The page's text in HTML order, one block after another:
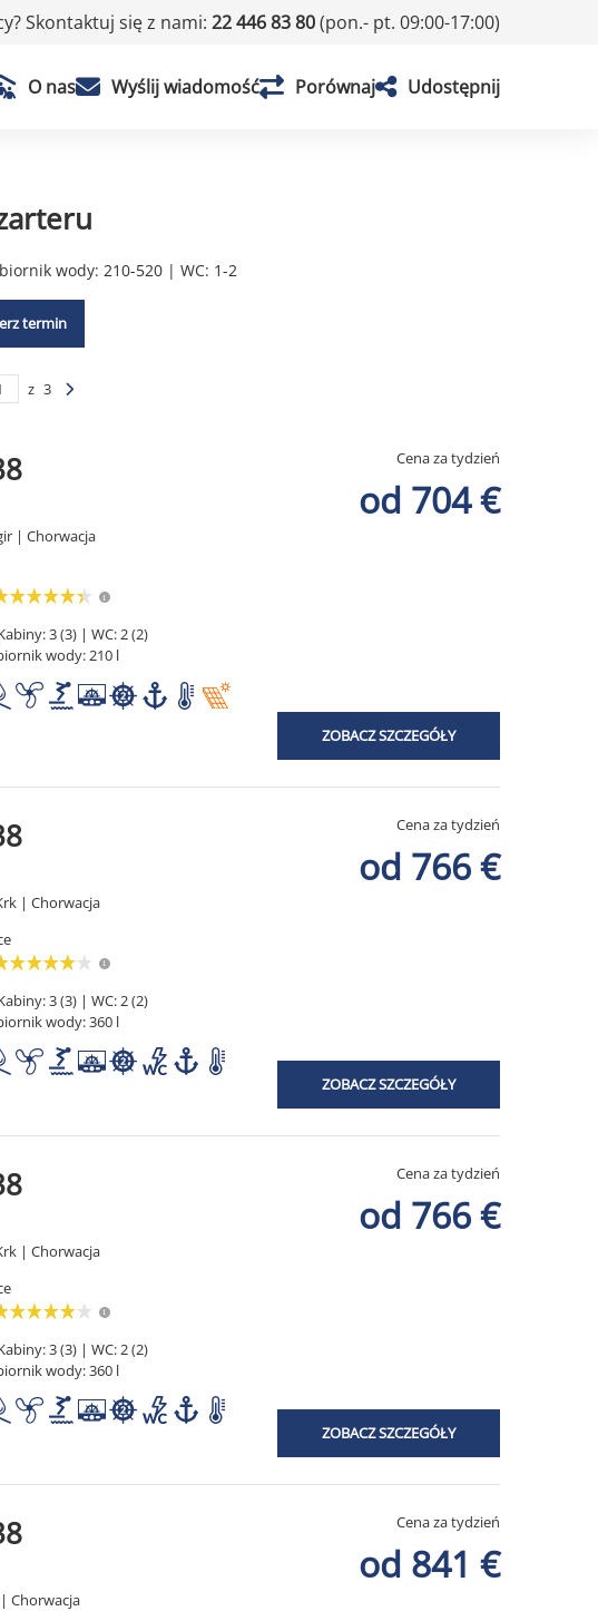
Skontaktuj się z nami: 22 446 83 80(pon.- pt. 09:00-17:00)
O nas Wyślij wiadomość Porównaj Udostępnij
wody: 210-520 | WC: 1-2
termin
z 3
| Chorwacja
3 (3) | WC: 2 (2)
wody: 210 l
Cena za tydzień
od 704 €
ZOBACZ SZCZEGÓŁY
| Chorwacja
3 (3) | WC: 2 (2)
wody: 360 l
Cena za tydzień
od 766 €
ZOBACZ SZCZEGÓŁY
| Chorwacja
3 (3) | WC: 2 (2)
wody: 360 l
Cena za tydzień
od 766 €
ZOBACZ SZCZEGÓŁY
Chorwacja
Cena za tydzień
od 841 €